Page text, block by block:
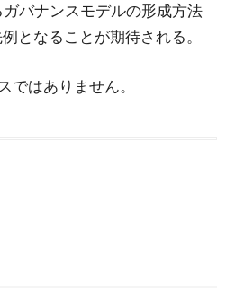
ガバナンスモデルの形成方法
となることが期待される。
ではありません。